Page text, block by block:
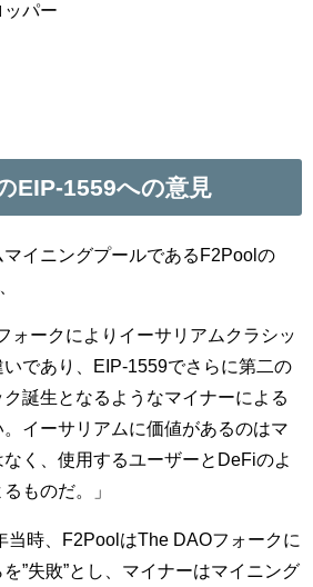
ッパー
EIP-1559への意見
イニングプールであるF2Poolの
ォークによりイーサリアムクラシッ
であり、EIP-1559でさらに第二の
誕生となるようなマイナーによる
イーサリアムに価値があるのはマ
く、使用するユーザーとDeFiのよ
ものだ。」
当時、F2PoolはThe DAOフォークに
”失敗”とし、マイナーはマイニング